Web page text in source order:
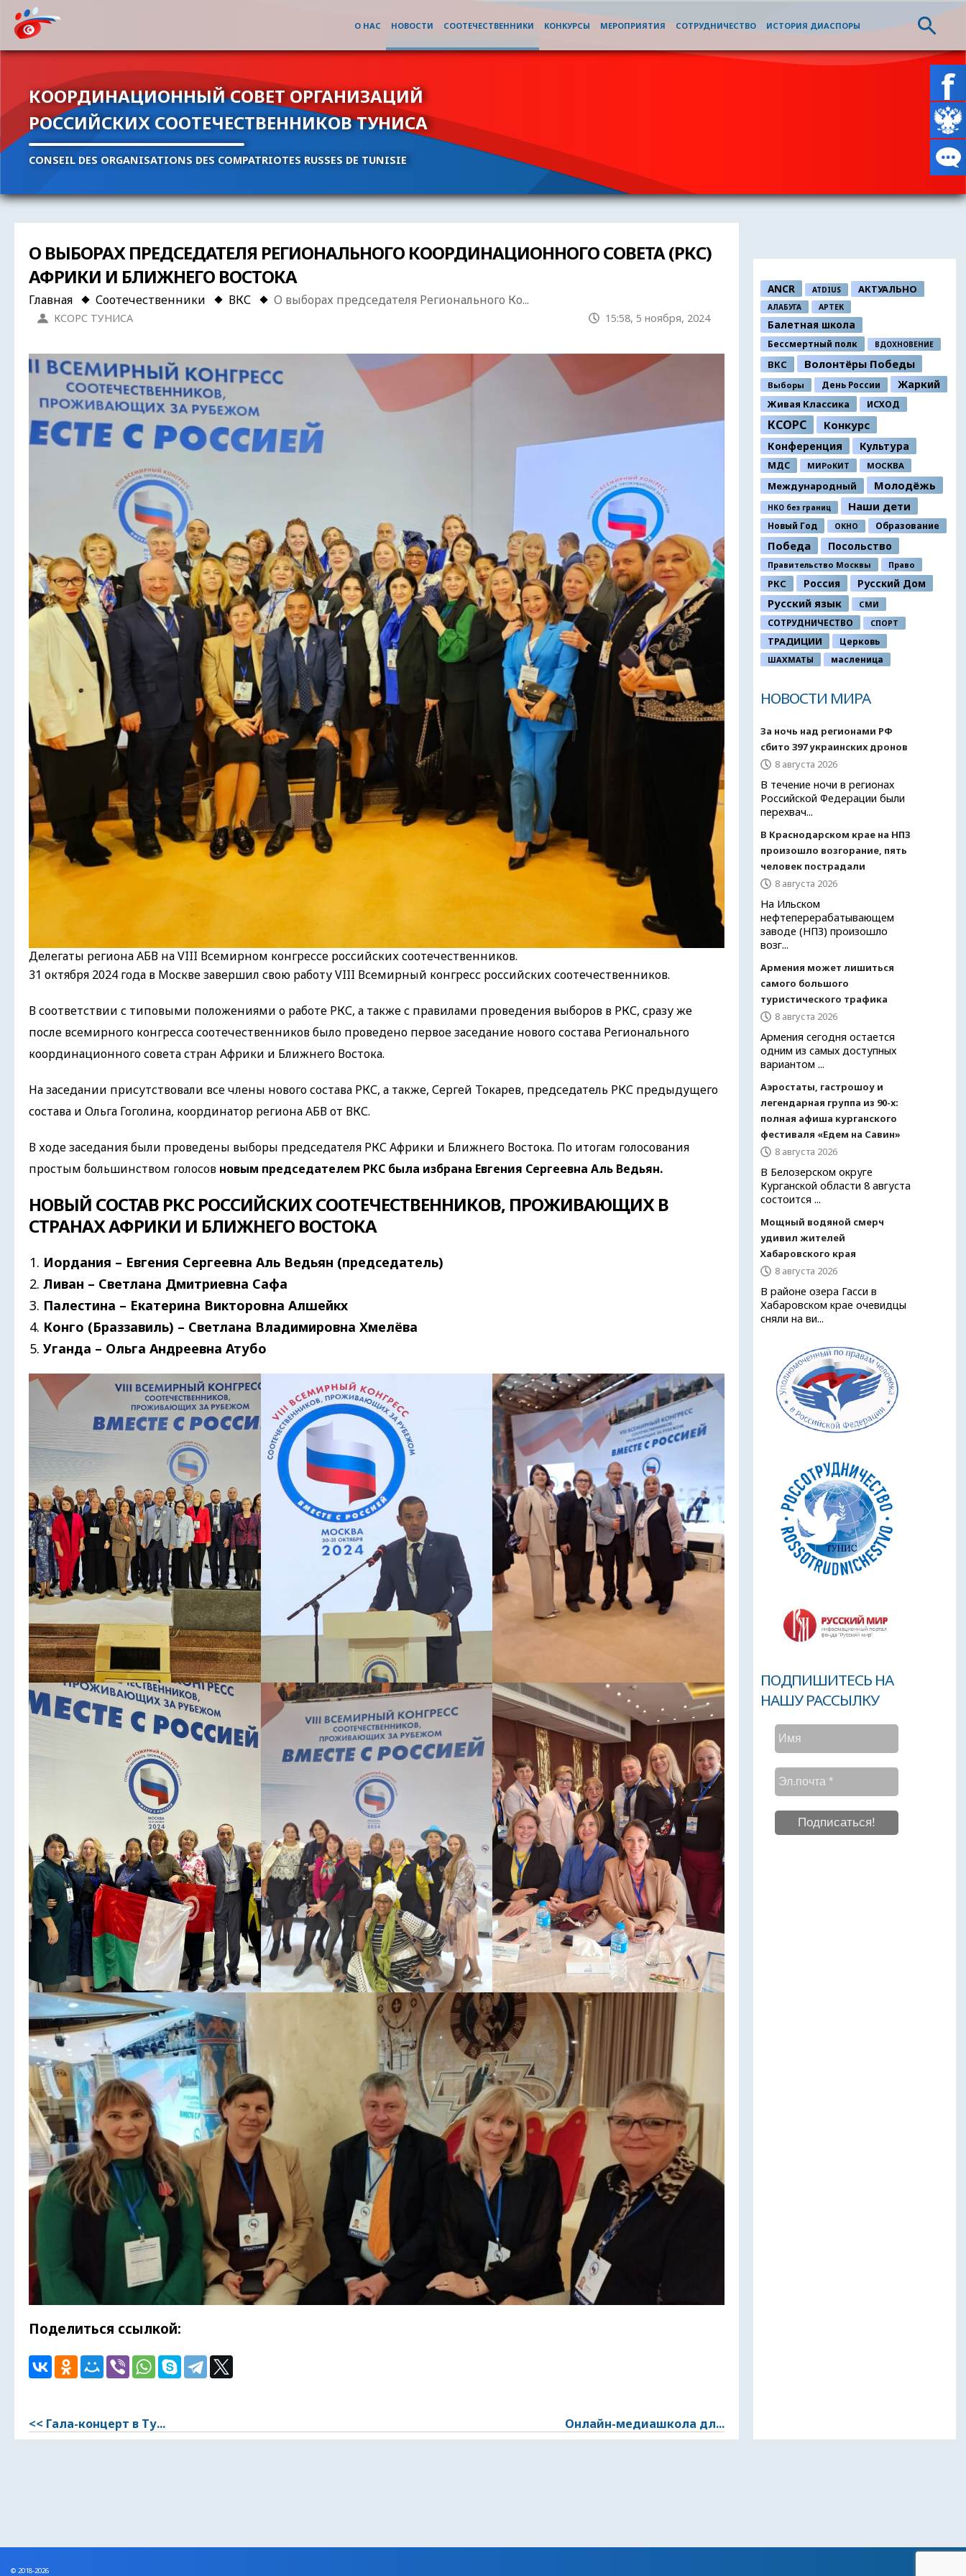
КООРДИНАЦИОННЫЙ СОВЕТ ОРГАНИЗАЦИЙ
РОССИЙСКИХ СООТЕЧЕСТВЕННИКОВ ТУНИСА
CONSEIL DES ORGANISATIONS DES COMPATRIOTES RUSSES DE TUNISIE
О НАС НОВОСТИ СООТЕЧЕСТВЕННИКИ КОНКУРСЫ МЕРОПРИЯТИЯ СОТРУДНИЧЕСТВО ИСТОРИЯ ДИАСПОРЫ
О ВЫБОРАХ ПРЕДСЕДАТЕЛЯ РЕГИОНАЛЬНОГО КООРДИНАЦИОННОГО СОВЕТА (РКС)
АФРИКИ И БЛИЖНЕГО ВОСТОКА
Главная Соотечественники ВКС О выборах председателя Регионального Ко...
КСОРС ТУНИСА 15:58, 5 ноября, 2024
Делегаты региона АБВ на VIII Всемирном конгрессе российских соотечественников.
31 октября 2024 года в Москве завершил свою работу VIII Всемирный конгресс российских соотечественников.
В соответствии с типовыми положениями о работе РКС, а также с правилами проведения выборов в РКС, сразу же
после всемирного конгресса соотечественников было проведено первое заседание нового состава Регионального
координационного совета стран Африки и Ближнего Востока.
На заседании присутствовали все члены нового состава РКС, а также, Сергей Токарев, председатель РКС предыдущего
состава и Ольга Гоголина, координатор региона АБВ от ВКС.
В ходе заседания были проведены выборы председателя РКС Африки и Ближнего Востока. По итогам голосования
простым большинством голосов новым председателем РКС была избрана Евгения Сергеевна Аль Ведьян.
НОВЫЙ СОСТАВ РКС РОССИЙСКИХ СООТЕЧЕСТВЕННИКОВ, ПРОЖИВАЮЩИХ В
СТРАНАХ АФРИКИ И БЛИЖНЕГО ВОСТОКА
Иордания – Евгения Сергеевна Аль Ведьян (председатель)
Ливан – Светлана Дмитриевна Сафа
Палестина – Екатерина Викторовна Алшейкх
Конго (Браззавиль) – Светлана Владимировна Хмелёва
Уганда – Ольга Андреевна Атубо
Поделиться ссылкой:
<< Гала-концерт в Ту... Онлайн-медиашкола дл...
ANCR ATDIUS АКТУАЛЬНО
АЛАБУГА АРТЕК
Балетная школа
Бессмертный полк ВДОХНОВЕНИЕ
ВКС Волонтёры Победы
Выборы День России Жаркий
Живая Классика ИСХОД
КСОРС Конкурс
Конференция Культура
МДС МИРоКИТ МОСКВА
Международный Молодёжь
НКО без границ Наши дети
Новый Год ОКНО Образование
Победа Посольство
Правительство Москвы Право
РКС Россия
Русский Дом
Русский язык
СМИ
СОТРУДНИЧЕСТВО СПОРТ
ТРАДИЦИИ Церковь
ШАХМАТЫ масленица
НОВОСТИ МИРА
За ночь над регионами РФ
сбито 397 украинских дронов
8 августа 2026
В течение ночи в регионах
Российской Федерации были
перехвач...
В Краснодарском крае на НПЗ
произошло возгорание, пять
человек пострадали
8 августа 2026
На Ильском
нефтеперерабатывающем
заводе (НПЗ) произошло
возг...
Армения может лишиться
самого большого
туристического трафика
8 августа 2026
Армения сегодня остается
одним из самых доступных
вариантом ...
Аэростаты, гастрошоу и
легендарная группа из 90-х:
полная афиша курганского
фестиваля «Едем на Савин»
8 августа 2026
В Белозерском округе
Курганской области 8 августа
состоится ...
Мощный водяной смерч
удивил жителей
Хабаровского края
8 августа 2026
В районе озера Гасси в
Хабаровском крае очевидцы
сняли на ви...
ПОДПИШИТЕСЬ НА
НАШУ РАССЫЛКУ
© 2018-2026